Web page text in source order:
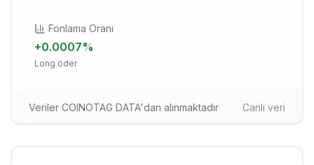
Fonlama Oranı
+0.0007%
Long öder
Veriler COINOTAG DATA'dan alınmaktadır Canlı veri